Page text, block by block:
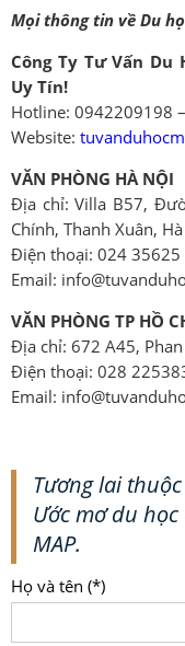
Mọi thông tin về Du
Công Ty Tư Vấn Du
Uy Tín!
Hotline: 0942209198
Website:
VĂN PHÒNG HÀ NỘI
Địa chỉ: Villa B57,
Chính, Thanh Xuân,
Điện thoại: 024
Email:
VĂN PHÒNG TP HỒ
Địa chỉ: 672 A45,
Điện thoại: 028
Email:
Tương lai
Ước mơ du học
MAP.
Họ và tên (*)